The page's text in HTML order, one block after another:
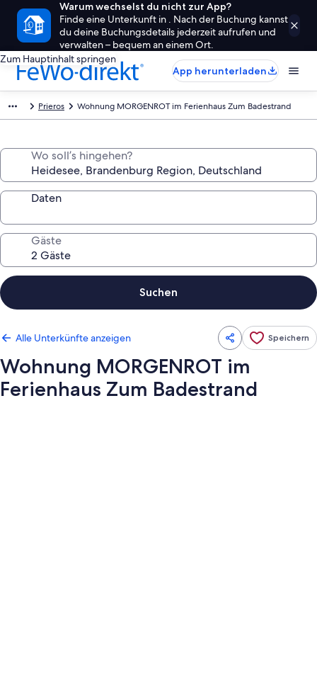
Warum wechselst du nicht zur App?
Finde eine Unterkunft in . Nach der Buchung kannst
du deine Buchungsdetails jederzeit aufrufen und
verwalten – bequem an einem Ort.
Zum Hauptinhalt springen
App herunterladen
Prieros Wohnung MORGENROT im Ferienhaus Zum Badestrand
Wo soll’s hingehen?
Daten
Gäste
Suchen
Alle Unterkünfte anzeigen Speichern
Wohnung MORGENROT im
Ferienhaus Zum Badestrand